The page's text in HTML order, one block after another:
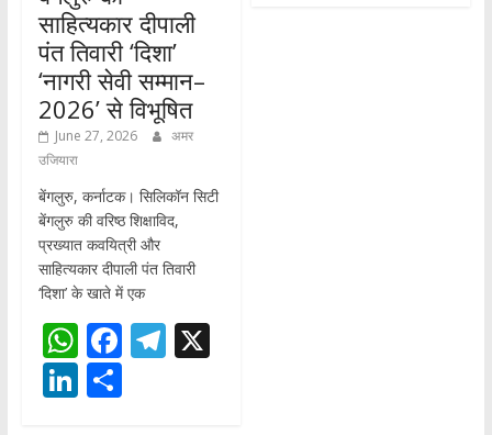
साहित्यकार दीपाली
पंत तिवारी ‘दिशा’
‘नागरी सेवी सम्मान–
2026’ से विभूषित
June 27, 2026
अमर
उजियारा
बेंगलुरु, कर्नाटक। सिलिकॉन सिटी
बेंगलुरु की वरिष्ठ शिक्षाविद,
प्रख्यात कवयित्री और
साहित्यकार दीपाली पंत तिवारी
‘दिशा’ के खाते में एक
W
h
at
F
ac
e
T X
Li S